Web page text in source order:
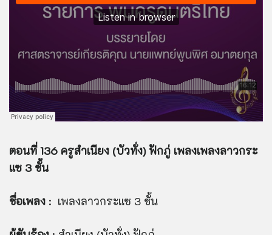
ตอนที่ 136 ครูสำเนียง (บัวทั่ง) ฟักภู่ เพลงเพลงลาวกระ
แซ 3 ชั้น
ชื่อเพลง : เพลงลาวกระแซ 3 ชั้น